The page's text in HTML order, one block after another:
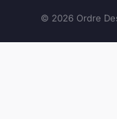
© 2026 Ordre